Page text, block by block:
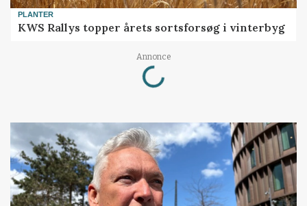
PLANTER
KWS Rallys topper årets sortsforsøg i vinterbyg
Annonce
Loading...